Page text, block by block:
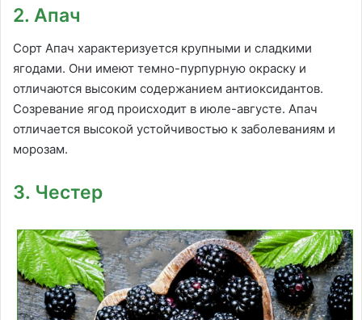
2. Апач
Сорт Апач характеризуется крупными и сладкими
ягодами. Они имеют темно-пурпурную окраску и
отличаются высоким содержанием антиоксидантов.
Созревание ягод происходит в июле-августе. Апач
отличается высокой устойчивостью к заболеваниям и
морозам.
3. Честер